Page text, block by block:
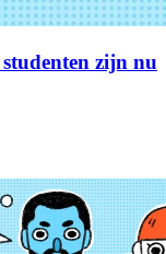
zijn nu